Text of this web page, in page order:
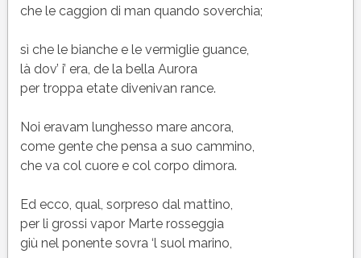
che le caggion di man quando soverchia;
sì che le bianche e le vermiglie guance,
là dov’ i’ era, de la bella Aurora
per troppa etate divenivan rance.
Noi eravam lunghesso mare ancora,
come gente che pensa a suo cammino,
che va col cuore e col corpo dimora.
Ed ecco, qual, sorpreso dal mattino,
per li grossi vapor Marte rosseggia
giù nel ponente sovra ‘l suol marino,